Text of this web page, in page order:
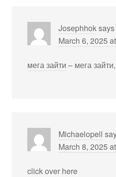
Josephhoksays
March 6, 2025
мега зайти – мега
Michaelopell
March 8, 2025
click over here